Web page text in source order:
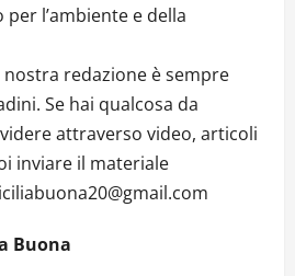
l’ambiente e della
redazione è sempre
Se hai qualcosa da
attraverso video, articoli
inviare il materiale
Buona